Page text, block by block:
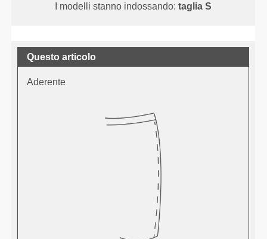
I modelli stanno indossando:taglia S
Questo articolo
Aderente